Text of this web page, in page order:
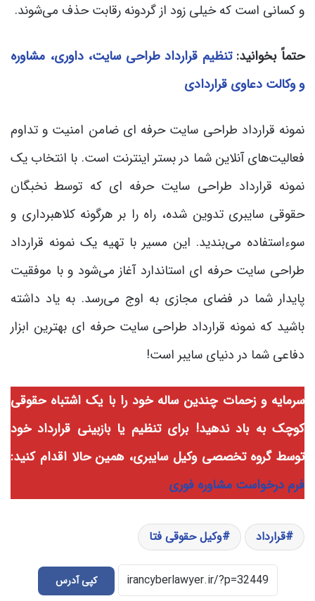
و کسانی است که خیلی زود از گردونه رقابت حذف می‌شوند.
حتماً بخوانید:تنظیم قرارداد طراحی سایت، داوری، مشاوره
و وکالت دعاوی قراردادی
نمونه قرارداد طراحی سایت حرفه ای ضامن امنیت و تداوم
فعالیت‌های آنلاین شما در بستر اینترنت است. با انتخاب یک
نمونه قرارداد طراحی سایت حرفه ای که توسط نخبگان
حقوقی سایبری تدوین شده، راه را بر هرگونه کلاهبرداری و
سوءاستفاده می‌بندید. این مسیر با تهیه یک نمونه قرارداد
طراحی سایت حرفه ای استاندارد آغاز می‌شود و با موفقیت
پایدار شما در فضای مجازی به اوج می‌رسد. به یاد داشته
باشید که نمونه قرارداد طراحی سایت حرفه ای بهترین ابزار
دفاعی شما در دنیای سایبر است!
سرمایه و زحمات چندین ساله خود را با یک اشتباه حقوقی
کوچک به باد ندهید! برای تنظیم یا بازبینی قرارداد خود
توسط گروه تخصصی وکیل سایبری، همین حالا اقدام کنید:
فرم درخواست مشاوره فوری
قرارداد وکیل حقوقی فتا
کپی آدرس